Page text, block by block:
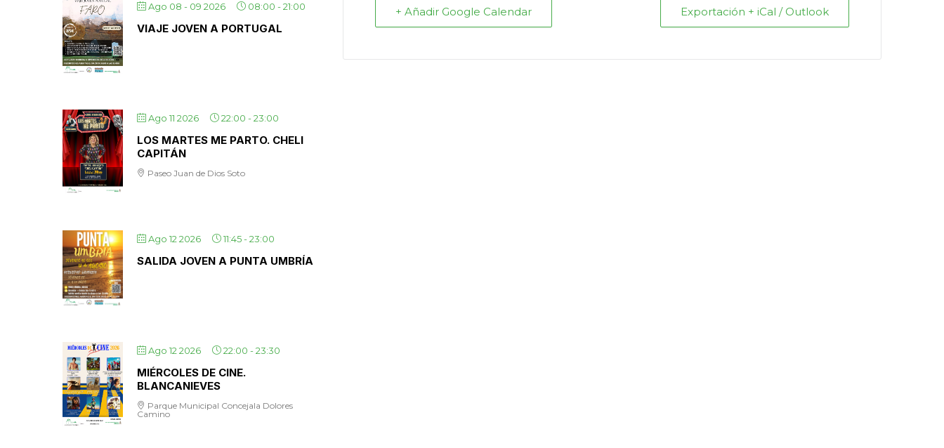
Ago 08 - 09 2026 08:00 -21:00
VIAJE JOVEN A PORTUGAL
Ago 11 2026 22:00 -23:00
LOS MARTES ME PARTO. CHELI
CAPITÁN
Paseo Juan de Dios Soto
Ago 12 2026 11:45-23:00
SALIDA JOVEN A PUNTA UMBRÍA
Ago 12 2026 22:00 -23:30
MIÉRCOLES DE CINE.
BLANCANIEVES
Parque Municipal Concejala Dolores
Camino
+ Añadir Google Calendar Exportación + iCal / Outlook